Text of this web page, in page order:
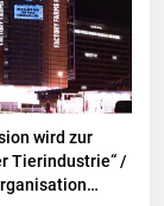
wird zur
Tierindustrie“ /